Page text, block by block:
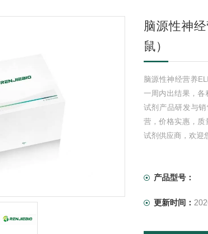
脑源性神
鼠）
脑源性神经营养
一周内出结果，
试剂产品研发与
营，价格实惠，质
试剂供应商，欢迎
产品型号：
更新时间：